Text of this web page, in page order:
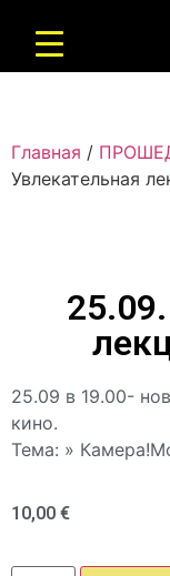
Главная /
Увлекательная
25.09 в 19.00-
кино.
Тема: »
10,00 €